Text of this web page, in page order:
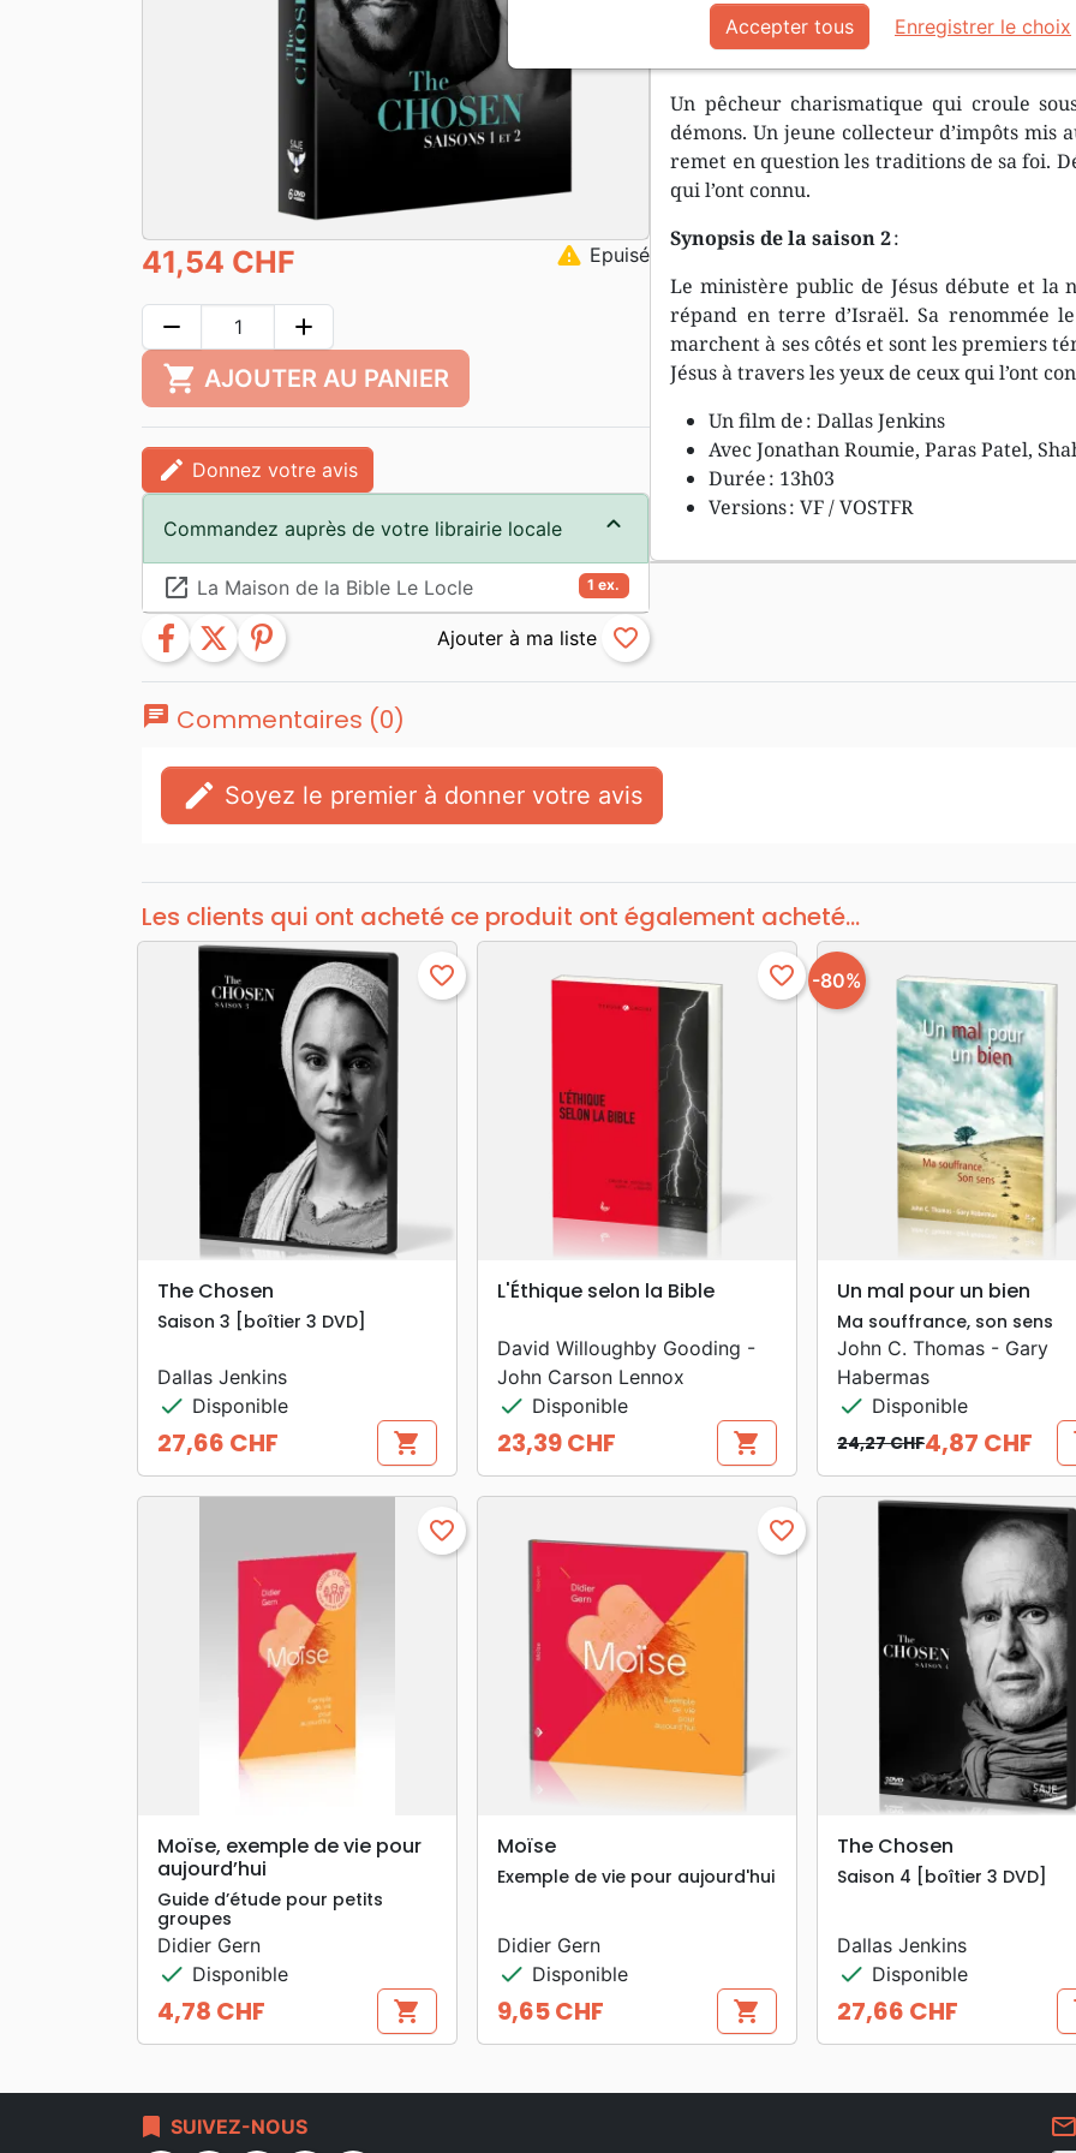
Synopsis de la saison 1
Un pêcheur charismatique qui croule
démons. Un jeune collecteur d’impôts mis
remet en question les traditions de sa foi.
qui l’ont connu.
Synopsis de la saison 2:
Le ministère public de Jésus débute et la
répand en terre d’Israël. Sa renommée
marchent à ses côtés et sont les premiers
Jésus à travers les yeux de ceux qui l’ont
Un film de : Dallas Jenkins
Avec Jonathan Roumie, Paras Patel,
Durée : 13h03
Versions : VF / VOSTFR
41,54 CHF warning Epuisé
remove add
shopping_cart AJOUTER AU PANIER
edit Donnez votre avis
Commandez auprès de votre librairie locale
1 ex.
launch La Maison de la Bible Le Locle
facebook twitter pinterest favorite_border
chat Commentaires (0)
edit Soyez le premier à donner votre avis
Les clients qui ont acheté ce produit ont également acheté...
search
favorite_border
The Chosen
Saison 3 [boîtier 3 DVD]
Dallas Jenkins
check Disponible
Prix
27,66 CHF shopping_cart
search APERÇU RAPIDE
favorite_border
L'Éthique selon la Bible
David Willoughby Gooding -
John Carson Lennox
check Disponible
Prix
23,39 CHF shopping_cart
search APERÇU RAPIDE
-80%
Un mal pour un bien
Ma souffrance, son sens
John C. Thomas - Gary
Habermas
check Disponible
Prix de base
24,27 CHF
Prix 4,87 CHF
search APERÇU RAPIDE
favorite_border
Moïse, exemple de vie pour
aujourd’hui
Guide d’étude pour petits
groupes
Didier Gern
check Disponible
Prix
4,78 CHF shopping_cart
search
favorite_border
Moïse
Exemple de vie pour aujourd'hui
Didier Gern
check Disponible
Prix
9,65 CHF shopping_cart
search
The Chosen
Saison 4 [boîtier 3 DVD]
Dallas Jenkins
check Disponible
Prix
27,66 CHF
bookmark SUIVEZ-NOUS mail_outline
Accepter tous Enregistrer le choix